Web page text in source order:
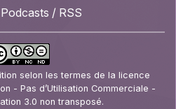
/ RSS
selon les termes de la licence
- Pas d’Utilisation Commerciale -
3.0 non transposé.